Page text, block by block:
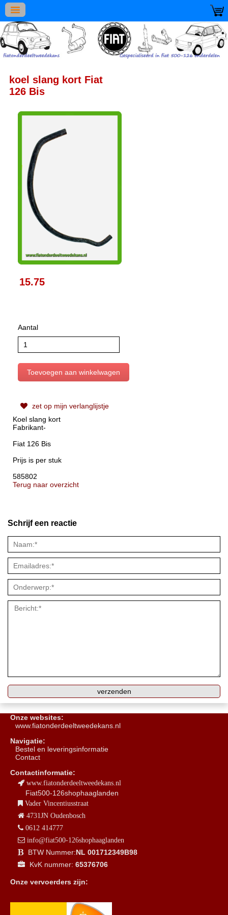
koel slang kort Fiat
126 Bis
15.75
Aantal
zet op mijn verlanglijstje
Koel slang kort
Fabrikant-
Fiat 126 Bis
Prijs is per stuk
585802
Terug naar overzicht
Schrijf een reactie
Onze websites:
www.fiatonderdeeltweedekans.nl
Navigatie:
Bestel en leveringsinformatie
Contact
Contactinformatie:
www.fiatonderdeeltweedekans.nl
Fiat500-126shophaaglanden
Vader Vincentiusstraat
4731JN Oudenbosch
0612 414777
info@fiat500-126shophaaglanden
BTW Nummer:NL 001712349B98
KvK nummer: 65376706
Onze vervoerders zijn: